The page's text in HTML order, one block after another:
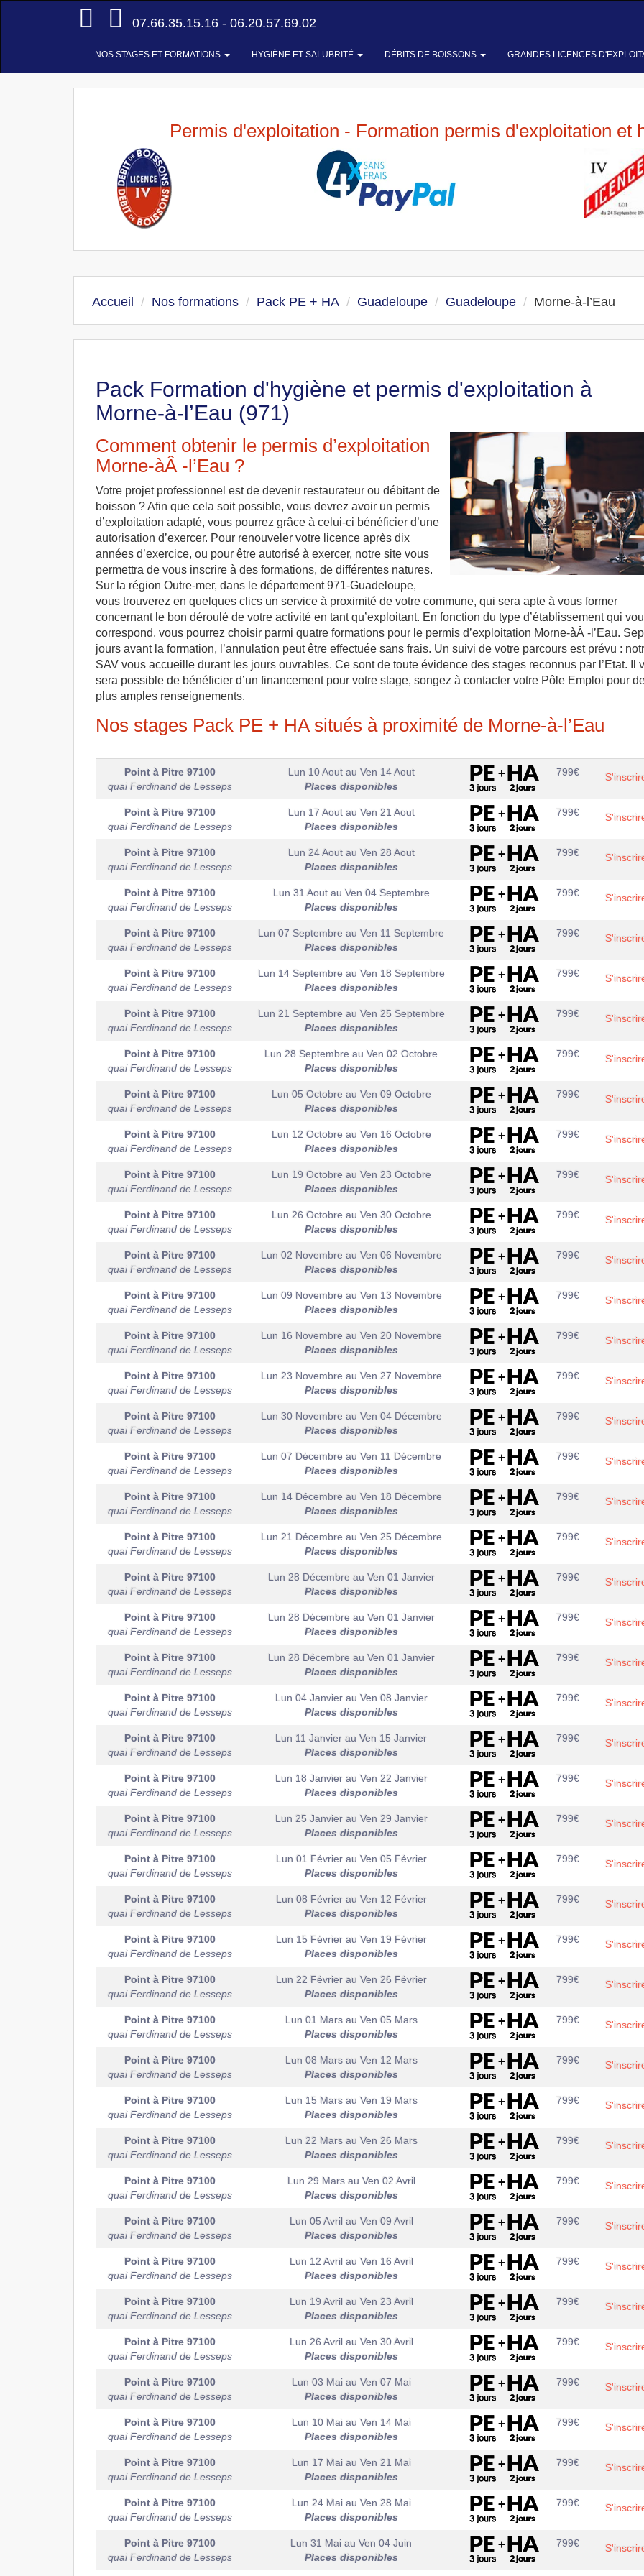
Accueil
07.66.35.15.16 - 06.20.57.69.02
NOS STAGES ET FORMATIONS HYGIÈNE ET SALUBRITÉ DÉBITS DE BOISSONS GRANDES LICENCES
Permis d'exploitation - Formation permis d'exploitation et
Accueil Nos formations Pack PE + HA Guadeloupe Guadeloupe Morne-à-l’Eau
Pack Formation d'hygiène et permis d'exploitation à
Morne-à-l’Eau (971)
Comment obtenir le permis d’exploitation
Morne-àÂ -l’Eau ?
Votre projet professionnel est de devenir restaurateur ou débitant de
boisson ? Afin que cela soit possible, vous devrez avoir un permis
d’exploitation adapté, vous pourrez grâce à celui-ci bénéficier d’une
autorisation d’exercer. Pour renouveler votre licence après dix
années d’exercice, ou pour être autorisé à exercer, notre site vous
permettra de vous inscrire à des formations, de différentes natures.
Sur la région Outre-mer, dans le département 971-Guadeloupe,
vous trouverez en quelques clics un service à proximité de votre commune, qui sera apte à vous former
concernant le bon déroulé de votre activité en tant qu’exploitant. En fonction du type d’établissement qui
correspond, vous pourrez choisir parmi quatre formations pour le permis d’exploitation Morne-àÂ -l’Eau.
jours avant la formation, l’annulation peut être effectuée sans frais. Un suivi de votre parcours est prévu :
SAV vous accueille durant les jours ouvrables. Ce sont de toute évidence des stages reconnus par l’Etat. Il
sera possible de bénéficier d’un financement pour votre stage, songez à contacter votre Pôle Emploi pour
plus amples renseignements.
Nos stages Pack PE + HA situés à proximité de Morne-à-l’Eau
Point à Pitre 97100
quai Ferdinand de Lesseps
Lun 10 Aout au Ven 14 Aout
Places disponibles
799€
Point à Pitre 97100
quai Ferdinand de Lesseps
Lun 17 Aout au Ven 21 Aout
Places disponibles
799€
Point à Pitre 97100
quai Ferdinand de Lesseps
Lun 24 Aout au Ven 28 Aout
Places disponibles
799€
Point à Pitre 97100
quai Ferdinand de Lesseps
Lun 31 Aout au Ven 04 Septembre
Places disponibles
799€
Point à Pitre 97100
quai Ferdinand de Lesseps
Lun 07 Septembre au Ven 11 Septembre
Places disponibles
799€
Point à Pitre 97100
quai Ferdinand de Lesseps
Lun 14 Septembre au Ven 18 Septembre
Places disponibles
799€
Point à Pitre 97100
quai Ferdinand de Lesseps
Lun 21 Septembre au Ven 25 Septembre
Places disponibles
799€
Point à Pitre 97100
quai Ferdinand de Lesseps
Lun 28 Septembre au Ven 02 Octobre
Places disponibles
799€
Point à Pitre 97100
quai Ferdinand de Lesseps
Lun 05 Octobre au Ven 09 Octobre
Places disponibles
799€
Point à Pitre 97100
quai Ferdinand de Lesseps
Lun 12 Octobre au Ven 16 Octobre
Places disponibles
799€
Point à Pitre 97100
quai Ferdinand de Lesseps
Lun 19 Octobre au Ven 23 Octobre
Places disponibles
799€
Point à Pitre 97100
quai Ferdinand de Lesseps
Lun 26 Octobre au Ven 30 Octobre
Places disponibles
799€
Point à Pitre 97100
quai Ferdinand de Lesseps
Lun 02 Novembre au Ven 06 Novembre
Places disponibles
799€
Point à Pitre 97100
quai Ferdinand de Lesseps
Lun 09 Novembre au Ven 13 Novembre
Places disponibles
799€
Point à Pitre 97100
quai Ferdinand de Lesseps
Lun 16 Novembre au Ven 20 Novembre
Places disponibles
799€
Point à Pitre 97100
quai Ferdinand de Lesseps
Lun 23 Novembre au Ven 27 Novembre
Places disponibles
799€
Point à Pitre 97100
quai Ferdinand de Lesseps
Lun 30 Novembre au Ven 04 Décembre
Places disponibles
799€
Point à Pitre 97100
quai Ferdinand de Lesseps
Lun 07 Décembre au Ven 11 Décembre
Places disponibles
799€
Point à Pitre 97100
quai Ferdinand de Lesseps
Lun 14 Décembre au Ven 18 Décembre
Places disponibles
799€
Point à Pitre 97100
quai Ferdinand de Lesseps
Lun 21 Décembre au Ven 25 Décembre
Places disponibles
799€
Point à Pitre 97100
quai Ferdinand de Lesseps
Lun 28 Décembre au Ven 01 Janvier
Places disponibles
799€
Point à Pitre 97100
quai Ferdinand de Lesseps
Lun 28 Décembre au Ven 01 Janvier
Places disponibles
799€
Point à Pitre 97100
quai Ferdinand de Lesseps
Lun 28 Décembre au Ven 01 Janvier
Places disponibles
799€
Point à Pitre 97100
quai Ferdinand de Lesseps
Lun 04 Janvier au Ven 08 Janvier
Places disponibles
799€
Point à Pitre 97100
quai Ferdinand de Lesseps
Lun 11 Janvier au Ven 15 Janvier
Places disponibles
799€
Point à Pitre 97100
quai Ferdinand de Lesseps
Lun 18 Janvier au Ven 22 Janvier
Places disponibles
799€
Point à Pitre 97100
quai Ferdinand de Lesseps
Lun 25 Janvier au Ven 29 Janvier
Places disponibles
799€
Point à Pitre 97100
quai Ferdinand de Lesseps
Lun 01 Février au Ven 05 Février
Places disponibles
799€
Point à Pitre 97100
quai Ferdinand de Lesseps
Lun 08 Février au Ven 12 Février
Places disponibles
799€
Point à Pitre 97100
quai Ferdinand de Lesseps
Lun 15 Février au Ven 19 Février
Places disponibles
799€
Point à Pitre 97100
quai Ferdinand de Lesseps
Lun 22 Février au Ven 26 Février
Places disponibles
799€
Point à Pitre 97100
quai Ferdinand de Lesseps
Lun 01 Mars au Ven 05 Mars
Places disponibles
799€
Point à Pitre 97100
quai Ferdinand de Lesseps
Lun 08 Mars au Ven 12 Mars
Places disponibles
799€
Point à Pitre 97100
quai Ferdinand de Lesseps
Lun 15 Mars au Ven 19 Mars
Places disponibles
799€
Point à Pitre 97100
quai Ferdinand de Lesseps
Lun 22 Mars au Ven 26 Mars
Places disponibles
799€
Point à Pitre 97100
quai Ferdinand de Lesseps
Lun 29 Mars au Ven 02 Avril
Places disponibles
799€
Point à Pitre 97100
quai Ferdinand de Lesseps
Lun 05 Avril au Ven 09 Avril
Places disponibles
799€
Point à Pitre 97100
quai Ferdinand de Lesseps
Lun 12 Avril au Ven 16 Avril
Places disponibles
799€
Point à Pitre 97100
quai Ferdinand de Lesseps
Lun 19 Avril au Ven 23 Avril
Places disponibles
799€
Point à Pitre 97100
quai Ferdinand de Lesseps
Lun 26 Avril au Ven 30 Avril
Places disponibles
799€
Point à Pitre 97100
quai Ferdinand de Lesseps
Lun 03 Mai au Ven 07 Mai
Places disponibles
799€
Point à Pitre 97100
quai Ferdinand de Lesseps
Lun 10 Mai au Ven 14 Mai
Places disponibles
799€
Point à Pitre 97100
quai Ferdinand de Lesseps
Lun 17 Mai au Ven 21 Mai
Places disponibles
799€
Point à Pitre 97100
quai Ferdinand de Lesseps
Lun 24 Mai au Ven 28 Mai
Places disponibles
799€
Point à Pitre 97100
quai Ferdinand de Lesseps
Lun 31 Mai au Ven 04 Juin
Places disponibles
799€